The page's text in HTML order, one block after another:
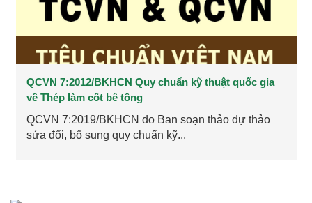
QCVN 7:2012/BKHCN Quy chuẩn kỹ thuật quốc gia
về Thép làm cốt bê tông
QCVN 7:2019/BKHCN do Ban soạn thảo dự thảo
sửa đổi, bổ sung quy chuẩn kỹ...